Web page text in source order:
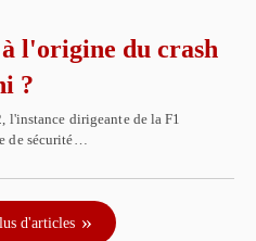
l'origine du crash
?
l'instance dirigeante de la F1
de sécurité…
d'articles